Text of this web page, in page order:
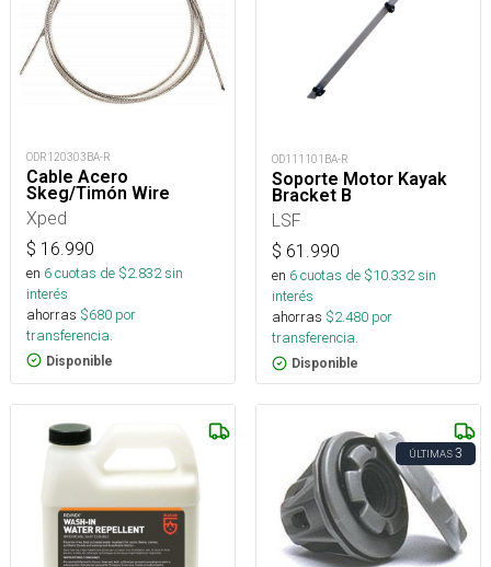
ODR120303BA-R
Cable Acero
Skeg/Timón Wire
Xped
$ 16.990
en 6cuotas de $2.832sin
interés
ahorras $680 por
transferencia.
Disponible
OD111101BA-R
Soporte Motor Kayak
Bracket B
LSF
$ 61.990
en 6cuotas de $10.332sin
interés
ahorras $2.480 por
transferencia.
Disponible
ÚLTIMAS3